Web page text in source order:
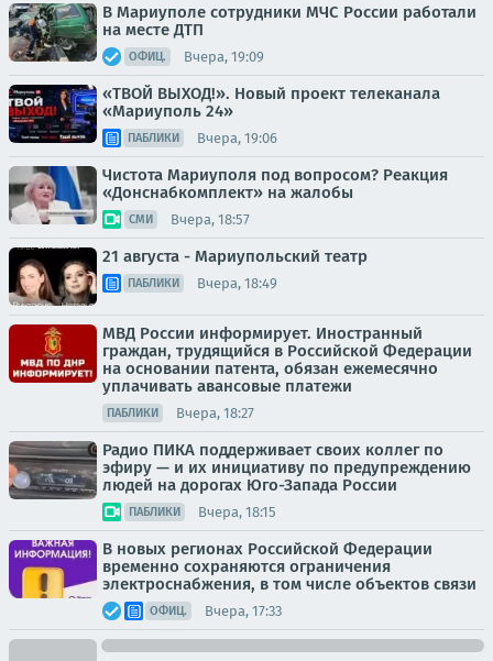
В Мариуполе сотрудники МЧС России работали
на месте ДТП
ОФИЦ. Вчера, 19:09
«ТВОЙ ВЫХОД!». Новый проект телеканала
«Мариуполь 24»
ПАБЛИКИ Вчера, 19:06
Чистота Мариуполя под вопросом? Реакция
«Донснабкомплект» на жалобы
СМИ Вчера, 18:57
21 августа - Мариупольский театр
ПАБЛИКИ Вчера, 18:49
МВД России информирует. Иностранный
граждан, трудящийся в Российской Федерации
на основании патента, обязан ежемесячно
уплачивать авансовые платежи
ПАБЛИКИ Вчера, 18:27
Радио ПИКА поддерживает своих коллег по
эфиру — и их инициативу по предупреждению
людей на дорогах Юго-Запада России
ПАБЛИКИ Вчера, 18:15
В новых регионах Российской Федерации
временно сохраняются ограничения
электроснабжения, в том числе объектов связи
ОФИЦ. Вчера, 17:33